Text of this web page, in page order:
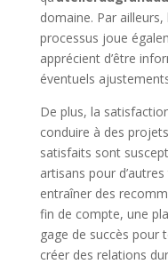
domaine. Par
processus joue
apprécient d’être
éventuels
De plus, la
conduire à des
satisfaits sont
artisans pour
entraîner des
fin de compte, une
gage de succès pour
créer des relations